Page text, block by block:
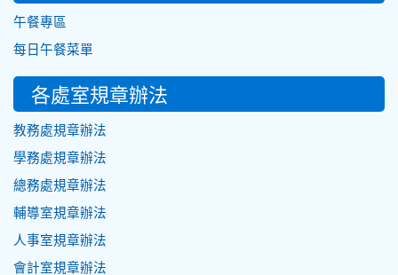
午餐專區
每日午餐菜單
各處室規章辦法
教務處規章辦法
學務處規章辦法
總務處規章辦法
輔導室規章辦法
人事室規章辦法
會計室規章辦法